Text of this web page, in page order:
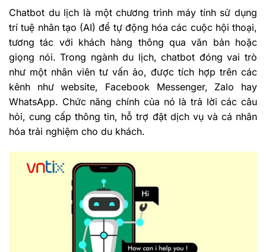
Chatbot du lịch là một chương trình máy tính sử dụng
trí tuệ nhân tạo (AI) để tự động hóa các cuộc hội thoại,
tương tác với khách hàng thông qua văn bản hoặc
giọng nói. Trong ngành du lịch, chatbot đóng vai trò
như một nhân viên tư vấn ảo, được tích hợp trên các
kênh như website, Facebook Messenger, Zalo hay
WhatsApp. Chức năng chính của nó là trả lời các câu
hỏi, cung cấp thông tin, hỗ trợ đặt dịch vụ và cá nhân
hóa trải nghiệm cho du khách.